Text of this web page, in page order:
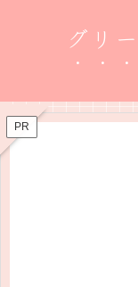
グリ
PR